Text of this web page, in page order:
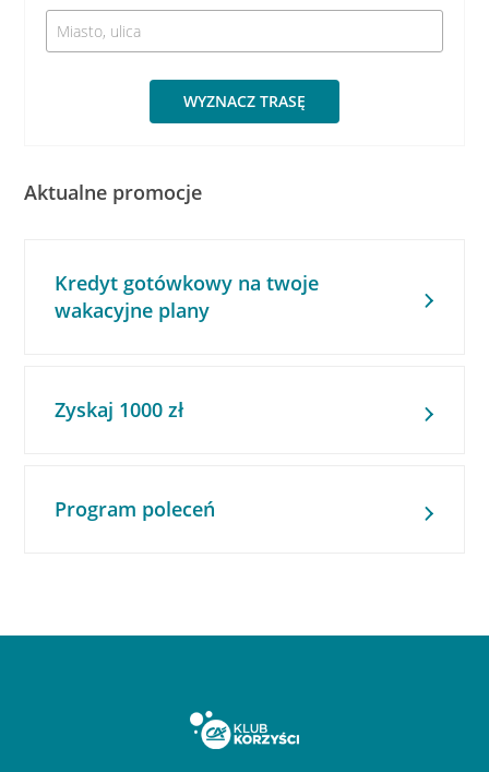
WYZNACZ TRASĘ
Aktualne promocje
Kredyt gotówkowy na twoje
wakacyjne plany
Zyskaj 1000 zł
Program poleceń